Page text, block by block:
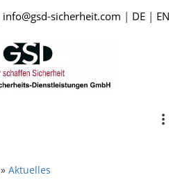
info@gsd-sicherheit.com | DE | EN
» Aktuelles